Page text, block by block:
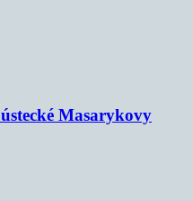
Masarykovy